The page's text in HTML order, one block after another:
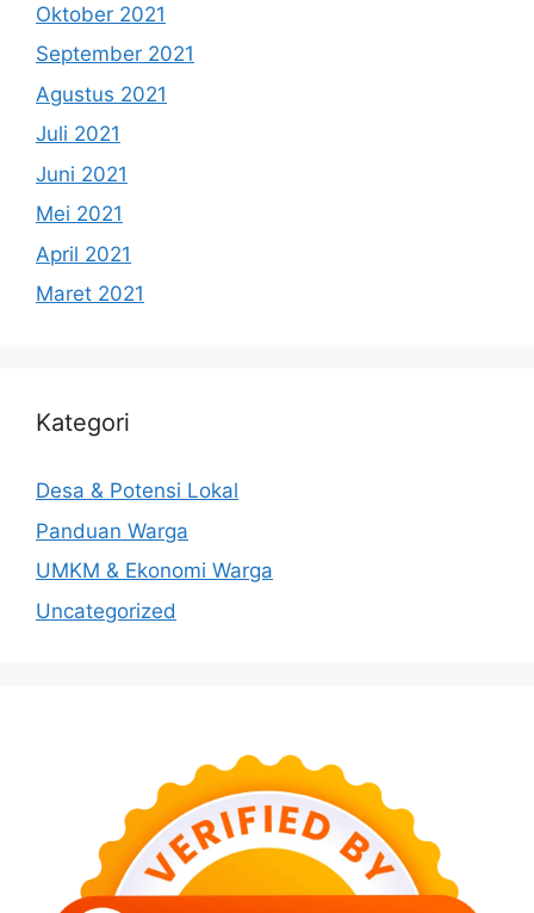
Oktober 2021
September 2021
Agustus 2021
Juli 2021
Juni 2021
Mei 2021
April 2021
Maret 2021
Kategori
Desa & Potensi Lokal
Panduan Warga
UMKM & Ekonomi Warga
Uncategorized